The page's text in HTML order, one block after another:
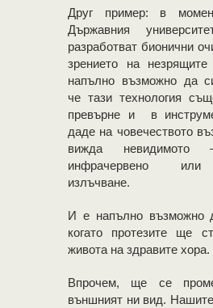
Друг пример: в
Държавния
разработват бионични
зрението на незрящите
напълно възможно да
че тази технология
превърне и в
даде на човечеството
вижда невидимото
инфрачервено или
излъчване.
И е напълно възможно
когато протезите ще
живота на здравите хора.
Впрочем, ще се
външният ни вид.